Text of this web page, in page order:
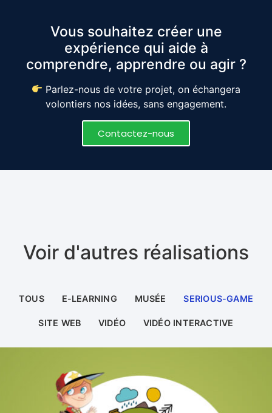
Vous souhaitez créer une
expérience qui aide à
comprendre, apprendre ou agir ?
Parlez-nous de votre projet, on échangera
volontiers nos idées, sans engagement.
Contactez-nous
Voir d'autres réalisations
TOUS E-LEARNING MUSÉE SERIOUS-GAME
SITE WEB VIDÉO VIDÉO INTERACTIVE